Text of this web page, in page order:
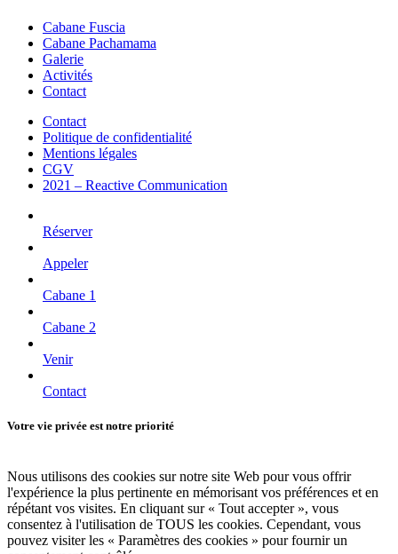
Cabane Fuscia
Cabane Pachamama
Galerie
Activités
Contact
Contact
Politique de confidentialité
Mentions légales
CGV
2021 – Reactive Communication
Réserver
Appeler
Cabane 1
Cabane 2
Venir
Contact
Votre vie privée est notre priorité
Nous utilisons des cookies sur notre site Web pour vous offrir
l'expérience la plus pertinente en mémorisant vos préférences et en
répétant vos visites. En cliquant sur « Tout accepter », vous
consentez à l'utilisation de TOUS les cookies. Cependant, vous
pouvez visiter les « Paramètres des cookies » pour fournir un